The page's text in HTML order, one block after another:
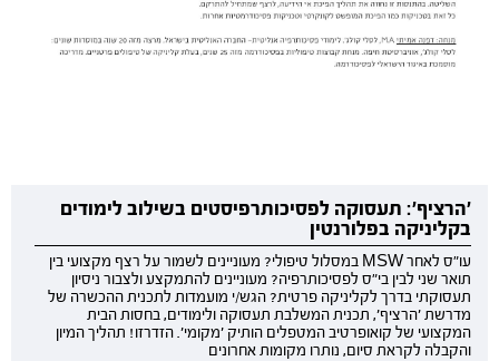
'הרציף': תעסוקה לפסיכותרפיסטים בשילוב לימודים
בקליניקה בפלורנטין
עו"ס לאחר MSW במסלול טיפולי? מעוניינים לשמור על רצף מקצועי בין
תואר שני לבין בי"ס לפסיכותרפיה? מעוניינים להתמקצע ולצבור ניסיון
תעסוקתי בדרך לקליניקה פרטית? הגש/י מועמדות לתכנית ההכשרה של
מדרשת 'הרציף', תכנית המשלבת תעסוקה ולימודים, בחסות הבית
המקצועי של קואופרטיב המטפלים הותיק 'מקומי'. הזדרזו! תהליך המיון
והקבלה לקראת סיום, נותרו מקומות אחרונים